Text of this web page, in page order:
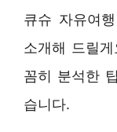
큐슈 자유여
소개해 드릴
꼼히 분석한
습니다.